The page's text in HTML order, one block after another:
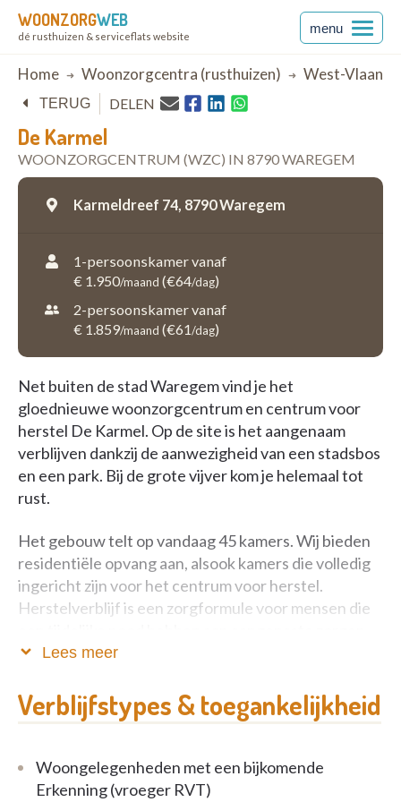
WOONZORGWEB
dé rusthuizen & serviceflats website
menu
Breadcrumb
Home Woonzorgcentra (rusthuizen) West-
De Karmel
WOONZORGCENTRUM (WZC) IN 8790 WAREGEM
TERUG DELEN
Karmeldreef 74, 8790 Waregem
1-persoonskamer vanaf
€ 1.950/maand (€64/dag)
2-persoonskamer vanaf
€ 1.859/maand (€61/dag)
Net buiten de stad Waregem vind je het
gloednieuwe woonzorgcentrum en centrum voor
herstel De Karmel. Op de site is het aangenaam
verblijven dankzij de aanwezigheid van een stadsbos
en een park. Bij de grote vijver kom je helemaal tot
rust.
Het gebouw telt op vandaag 45 kamers. Wij bieden
residentiële opvang aan, alsook kamers die volledig
ingericht zijn voor het centrum voor herstel.
Herstelverblijf is een zorgformule voor mensen die
Je kan bij ons terecht voor opvang, verzorging en
helpt je bij je herstel. De sociale dienst gaat samen
met jou op zoek naar de (zorg-)mogelijkheden
In het woonzorgcentrum zijn alle kamers
Lees meer
Verblijfstypes & toegankelijkheid
Woongelegenheden met een bijkomende
Erkenning (vroeger RVT)